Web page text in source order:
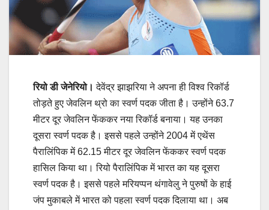
रियो डी जेनेरियो। देवेंद्र झाझरिया ने अपना ही विश्व रिकॉर्ड
तोड़ते हुए जेवलिन थ्रो का स्वर्ण पदक जीता है। उन्होंने 63.7
मीटर दूर जेवलिन फेंककर नया रिकॉर्ड बनाया। यह उनका
दूसरा स्वर्ण पदक है। इससे पहले उन्होंने 2004 में एथेंस
पैरालिंपिक में 62.15 मीटर दूर जेवलिन फेंककर स्वर्ण पदक
हासिल किया था। रियो पैरालिंपिक में भारत का यह दूसरा
स्वर्ण पदक है। इससे पहले मरियप्पन थंगावेलु ने पुरुषों के हाई
जंप मुकाबले में भारत को पहला स्वर्ण पदक दिलाया था। अब